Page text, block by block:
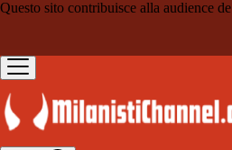
Questo sito contribuisce alla audience de